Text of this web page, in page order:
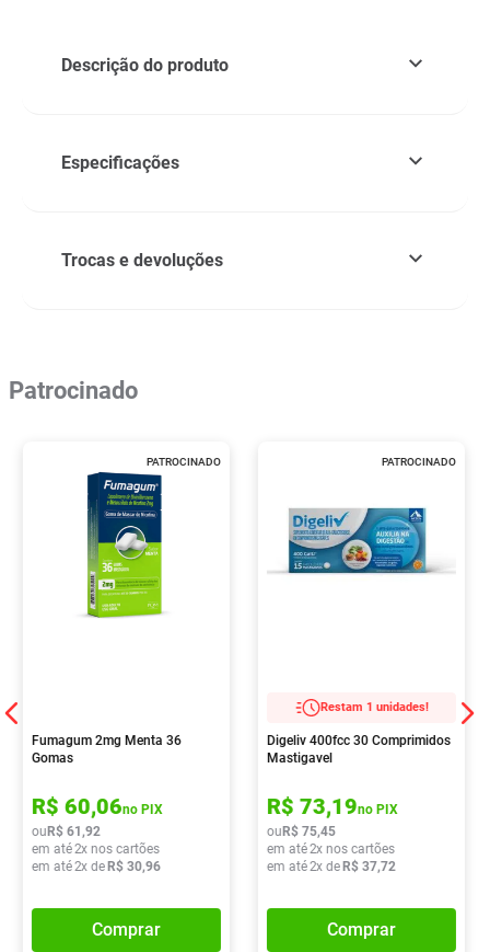
Descrição do produto
Especificações
Trocas e devoluções
Patrocinado
PATROCINADO
Fumagum 2mg Menta 36
Gomas
R$ 60,06no PIX
ou R$ 61 ,92
em até2x nos cartões
em até2x de R$ 30,96
Comprar
PATROCINADO
Restam 1 unidades!
Digeliv 400fcc 30 Comprimidos
Mastigavel
R$ 73,19no PIX
ou R$ 75,45
em até2x nos cartões
em até2x de R$ 37,72
Comprar